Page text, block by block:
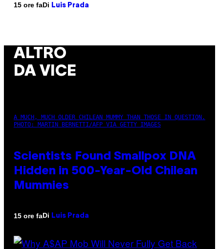
15 ore faDi Luis Prada
ALTRO
DA VICE
A MUCH, MUCH OLDER CHILEAN MUMMY THAN THOSE IN QUESTION.
PHOTO: MARTIN BERNETTI/AFP VIA GETTY IMAGES
Scientists Found Smallpox DNA
Hidden in 500-Year-Old Chilean
Mummies
15 ore faDi Luis Prada